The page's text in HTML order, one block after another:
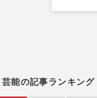
芸能の記事ランキング